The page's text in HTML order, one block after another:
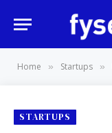
Home » Startups »
STARTUPS